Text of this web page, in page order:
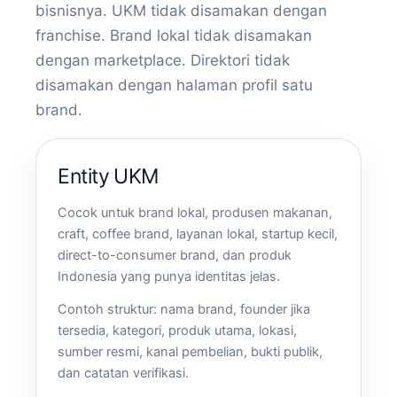
bisnisnya. UKM tidak disamakan dengan
franchise. Brand lokal tidak disamakan
dengan marketplace. Direktori tidak
disamakan dengan halaman profil satu
brand.
Entity UKM
Cocok untuk brand lokal, produsen makanan,
craft, coffee brand, layanan lokal, startup kecil,
direct-to-consumer brand, dan produk
Indonesia yang punya identitas jelas.
Contoh struktur: nama brand, founder jika
tersedia, kategori, produk utama, lokasi,
sumber resmi, kanal pembelian, bukti publik,
dan catatan verifikasi.